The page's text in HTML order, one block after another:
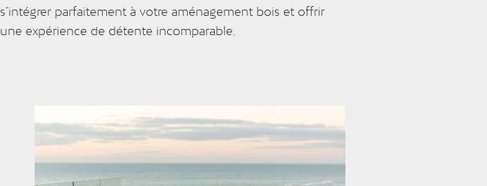
s’intégrer parfaitement à votre aménagement bois et offrir
une expérience de détente incomparable.